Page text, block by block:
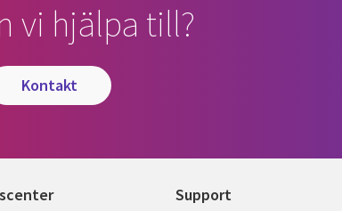
vi hjälpa till?
kontakt
Support